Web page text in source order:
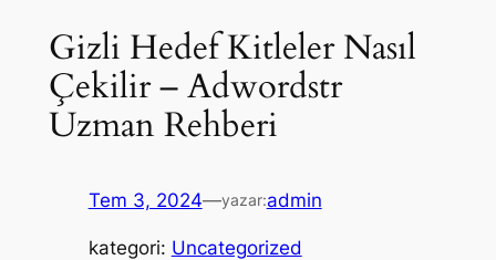
Gizli Hedef Kitleler Nasıl
Çekilir – Adwordstr
Uzman Rehberi
Tem 3, 2024—yazar:admin
kategori: Uncategorized